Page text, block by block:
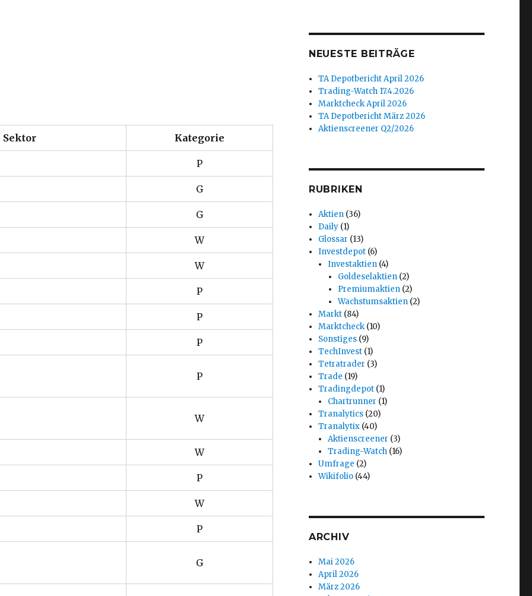
Sektor Kategorie
P
G
G
W
W
P
P
P
P
W
W
P
W
P
G
NEUESTE BEITRÄGE
TA Depotbericht April 2026
Trading-Watch 17.4.2026
Marktcheck April 2026
TA Depotbericht März 2026
Aktienscreener Q2/2026
RUBRIKEN
Aktien (36)
Daily (1)
Glossar (13)
Investdepot (6)
Investaktien (4)
Goldeselaktien(2)
Premiumaktien(2)
Wachstumsaktien(2)
Markt (84)
Marktcheck (10)
Sonstiges (9)
TechInvest (1)
Tetratrader (3)
Trade (19)
Tradingdepot (1)
Chartrunner (1)
Tranalytics (20)
Tranalytix (40)
Aktienscreener (3)
Trading-Watch (16)
Umfrage (2)
Wikifolio (44)
ARCHIV
Mai 2026
April 2026
März 2026